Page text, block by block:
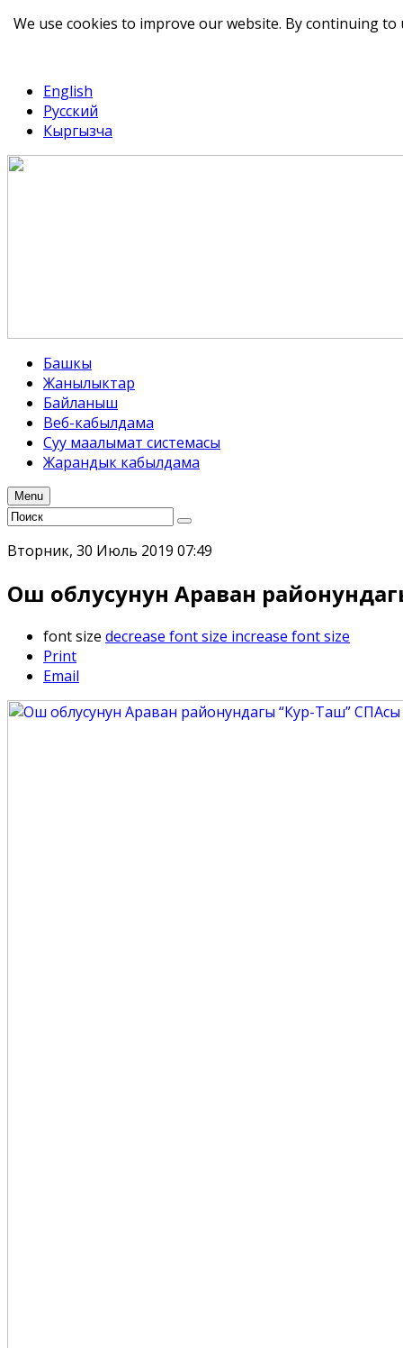
English
Русский
Кыргызча
Башкы
Жанылыктар
Байланыш
Веб-кабылдама
Суу маалымат системасы
Жарандык кабылдама
Menu
Вторник, 30 Июль 2019 07:49
Ош облусунун Араван
font size decrease font size increase font size
Print
Email
We use cookies to improve our website. By continuing